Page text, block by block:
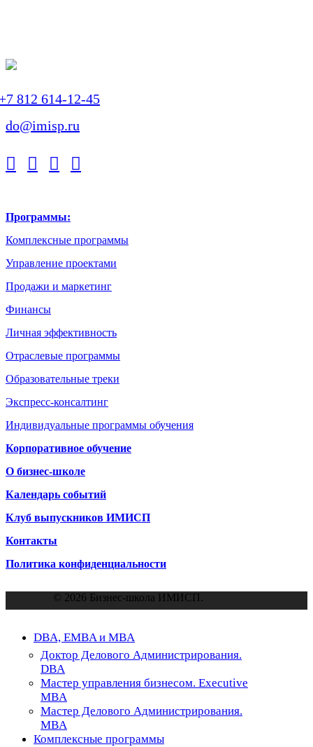
812 614-12-45
do@imisp.ru
Программы:
Комплексные программы
Управление проектами
Продажи и маркетинг
Финансы
Личная эффективность
Отраслевые программы
Образовательные треки
Экспресс-консалтинг
Индивидуальные программы обучения
Корпоративное обучение
О бизнес-школе
Календарь событий
Клуб выпускников ИМИСП
Контакты
Политика конфиденциальности
© 2026 Бизнес-школа ИМИСП.
Close
DBA, EMBA и MBA
Доктор Делового Администрирования.
DBA
Мастер управления бизнесом. Executive
MBA
Мастер Делового Администрирования.
MBA
Комплексные программы